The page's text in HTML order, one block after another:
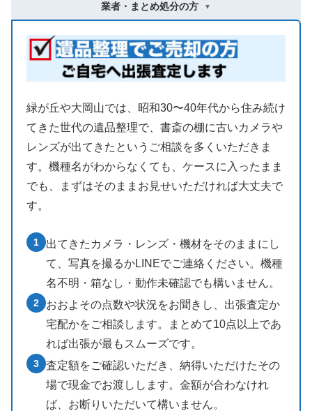
業者・まとめ処分の方 ▼
緑が丘や大岡山では、昭和30〜40年代から住み続け
てきた世代の遺品整理で、書斎の棚に古いカメラや
レンズが出てきたというご相談を多くいただきま
す。機種名がわからなくても、ケースに入ったまま
でも、まずはそのままお見せいただければ大丈夫で
す。
1
出てきたカメラ・レンズ・機材をそのままにし
て、写真を撮るかLINEでご連絡ください。機種
名不明・箱なし・動作未確認でも構いません。
2
おおよその点数や状況をお聞きし、出張査定か
宅配かをご相談します。まとめて10点以上であ
れば出張が最もスムーズです。
3
査定額をご確認いただき、納得いただけたその
場で現金でお渡しします。金額が合わなけれ
ば、お断りいただいて構いません。